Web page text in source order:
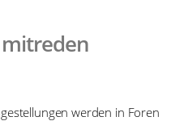
werden in Foren